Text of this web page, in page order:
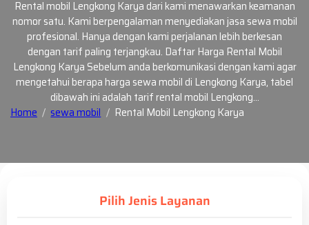
Rental mobil Lengkong Karya dari kami menawarkan keamanan
nomor satu. Kami berpengalaman menyediakan jasa sewa mobil
profesional. Hanya dengan kami perjalanan lebih berkesan
dengan tarif paling terjangkau. Daftar Harga Rental Mobil
Lengkong Karya Sebelum anda berkomunikasi dengan kami agar
mengetahui berapa harga sewa mobil di Lengkong Karya, tabel
dibawah ini adalah tarif rental mobil Lengkong…
Home
sewa mobil Rental Mobil Lengkong Karya
Pilih Jenis Layanan